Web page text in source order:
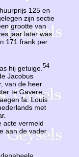
125 en
zijn sectie
grootte van
jaar later was
171 frank per
hij getuige. 54
Jacobus
van de heer
te Gavere,
fa. Louis
met
acte vermeld
aan de vader